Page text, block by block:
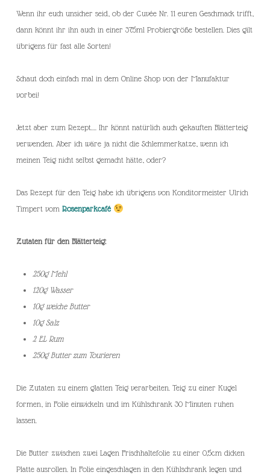
Wenn ihr euch unsicher seid, ob der Cuvée Nr. 11 euren Geschmack trifft,
dann könnt ihr ihn auch in einer 375ml Probiergröße bestellen. Dies gilt
übrigens für fast alle Sorten!
Schaut doch einfach mal in dem Online Shop von der Manufaktur
vorbei!
Jetzt aber zum Rezept…. Ihr könnt natürlich auch gekauften Blätterteig
verwenden. Aber ich wäre ja nicht die Schlemmerkatze, wenn ich
meinen Teig nicht selbst gemacht hätte, oder?
Das Rezept für den Teig habe ich übrigens von Konditormeister Ulrich
Timpert vom Rosenparkcafé
Zutaten für den Blätterteig:
250g Mehl
120g Wasser
10g weiche Butter
10g Salz
2 EL Rum
250g Butter zum Tourieren
Die Zutaten zu einem glatten Teig verarbeiten. Teig zu einer Kugel
formen, in Folie einwickeln und im Kühlschrank 30 Minuten ruhen
lassen.
Die Butter zwischen zwei Lagen Frischhaltefolie zu einer 0,5cm dicken
Platte ausrollen. In Folie eingeschlagen in den Kühlschrank legen und